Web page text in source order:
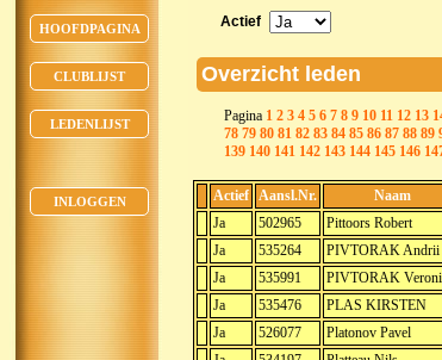
HOOFDPAGINA
CLUBLIJST
LEDENLIJST
INLOGGEN
Actief
Overzicht leden
Pagina 1 2 3 4 5 6 7 8 9 10 11 12 13
78 79 80 81 82 83 84 85 86 87 88 89
139 140 141 142 143 144 145 146
Actief Aansl.Nr. Naam
Ja
502965 Pittoors Robert
Ja
535264 PIVTORAK Andrii
Ja
535991 PIVTORAK
Ja
535476 PLAS KIRSTEN
Ja
526077 Platonov Pavel